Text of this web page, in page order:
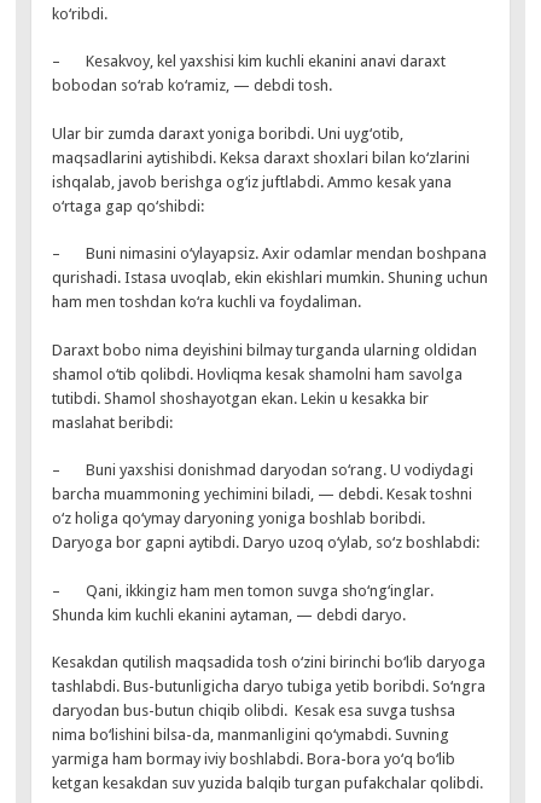
ko‘ribdi.
– Kesakvoy, kel yaxshisi kim kuchli ekanini anavi daraxt
bobodan so‘rab ko‘ramiz, — debdi tosh.
Ular bir zumda daraxt yoniga boribdi. Uni uyg‘otib,
maqsadlarini aytishibdi. Keksa daraxt shoxlari bilan ko‘zlarini
ishqalab, javob berishga og‘iz juftlabdi. Ammo kesak yana
o‘rtaga gap qo‘shibdi:
– Buni nimasini o‘ylayapsiz. Axir odamlar mendan boshpana
qurishadi. Istasa uvoqlab, ekin ekishlari mumkin. Shuning uchun
ham men toshdan ko‘ra kuchli va foydaliman.
Daraxt bobo nima deyishini bilmay turganda ularning oldidan
shamol o‘tib qolibdi. Hovliqma kesak shamolni ham savolga
tutibdi. Shamol shoshayotgan ekan. Lekin u kesakka bir
maslahat beribdi:
– Buni yaxshisi donishmad daryodan so‘rang. U vodiydagi
barcha muammoning yechimini biladi, — debdi. Kesak toshni
o‘z holiga qo‘ymay daryoning yoniga boshlab boribdi.
Daryoga bor gapni aytibdi. Daryo uzoq o‘ylab, so‘z boshlabdi:
– Qani, ikkingiz ham men tomon suvga sho‘ng‘inglar.
Shunda kim kuchli ekanini aytaman, — debdi daryo.
Kesakdan qutilish maqsadida tosh o‘zini birinchi bo‘lib daryoga
tashlabdi. Bus-butunligicha daryo tubiga yetib boribdi. So‘ngra
daryodan bus-butun chiqib olibdi. Kesak esa suvga tushsa
nima bo‘lishini bilsa-da, manmanligini qo‘ymabdi. Suvning
yarmiga ham bormay iviy boshlabdi. Bora-bora yo‘q bo‘lib
ketgan kesakdan suv yuzida balqib turgan pufakchalar qolibdi.